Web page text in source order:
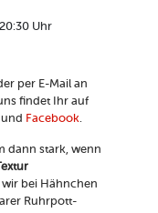
Uhr
per E-Mail an
findet Ihr auf
und Facebook.
dann stark, wenn
bei Hähnchen
Ruhrpott-